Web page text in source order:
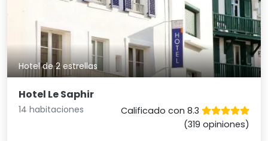
Hotel de 2 estrellas
Hotel Le Saphir
14 habitaciones
Calificado con 8.3
(319 opiniones)